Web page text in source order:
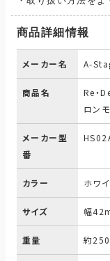
商品詳細情報
メーカー名 A-
商品名
Re・
ロン
メーカー型
番
カラー ホワイ
サイズ 幅
重量 約